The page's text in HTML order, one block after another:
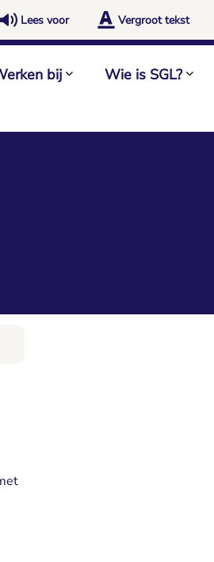
Lees voor Vergroot tekst
bij Wie is SGL?